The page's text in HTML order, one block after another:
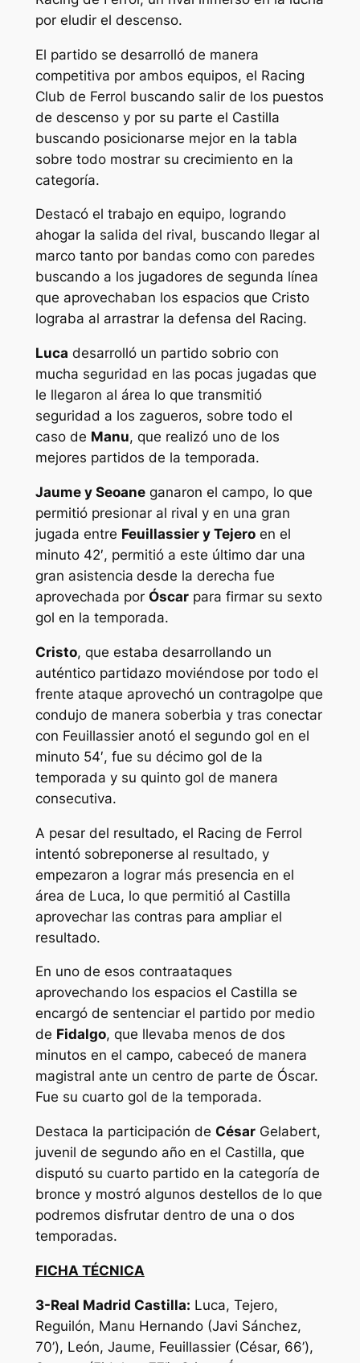
por eludir el descenso.
El partido se desarrolló de manera
competitiva por ambos equipos, el Racing
Club de Ferrol buscando salir de los puestos
de descenso y por su parte el Castilla
buscando posicionarse mejor en la tabla
sobre todo mostrar su crecimiento en la
categoría.
Destacó el trabajo en equipo, logrando
ahogar la salida del rival, buscando llegar al
marco tanto por bandas como con paredes
buscando a los jugadores de segunda línea
que aprovechaban los espacios que Cristo
lograba al arrastrar la defensa del Racing.
Luca desarrolló un partido sobrio con
mucha seguridad en las pocas jugadas que
le llegaron al área lo que transmitió
seguridad a los zagueros, sobre todo el
caso de Manu, que realizó uno de los
mejores partidos de la temporada.
Jaume y Seoaneganaron el campo, lo que
permitió presionar al rival y en una gran
jugada entre Feuillassier y Tejeroen el
minuto 42′, permitió a este último dar una
gran asistencia desde la derecha fue
aprovechada por Óscarpara firmar su sexto
gol en la temporada.
Cristo, que estaba desarrollando un
auténtico partidazo moviéndose por todo el
frente ataque aprovechó un contragolpe que
condujo de manera soberbia y tras conectar
con Feuillassier anotó el segundo gol en el
minuto 54′, fue su décimo gol de la
temporada y su quinto gol de manera
consecutiva.
A pesar del resultado, el Racing de Ferrol
intentó sobreponerse al resultado, y
empezaron a lograr más presencia en el
área de Luca, lo que permitió al Castilla
aprovechar las contras para ampliar el
resultado.
En uno de esos contraataques
aprovechando los espacios el Castilla se
encargó de sentenciar el partido por medio
de Fidalgo, que llevaba menos de dos
minutos en el campo, cabeceó de manera
magistral ante un centro de parte de Óscar.
Fue su cuarto gol de la temporada.
Destaca la participación de CésarGelabert,
juvenil de segundo año en el Castilla, que
disputó su cuarto partido en la categoría de
bronce y mostró algunos destellos de lo que
podremos disfrutar dentro de una o dos
temporadas.
FICHA TÉCNICA
3-Real Madrid Castilla: Luca, Tejero,
Reguilón, Manu Hernando (Javi Sánchez,
70’), León, Jaume, Feuillassier (César, 66’),